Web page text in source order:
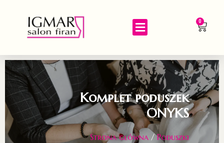
0
Komplet poduszek
ONYKS
Strona główna /Poduszki